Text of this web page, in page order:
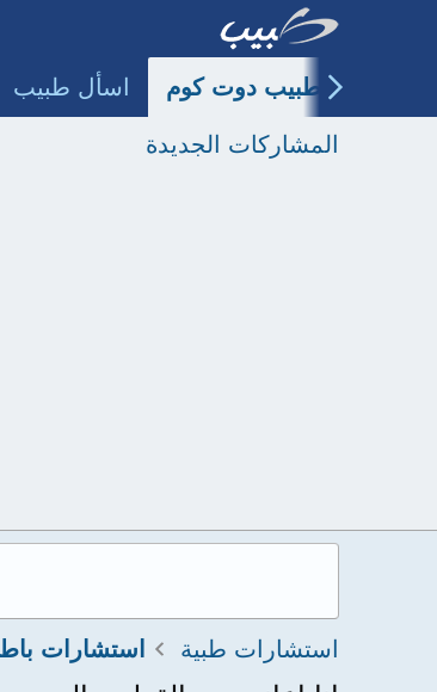
طبيب دوت كوم اسأل طبيب
المشاركات الجديدة
استشارات طبية استشارات